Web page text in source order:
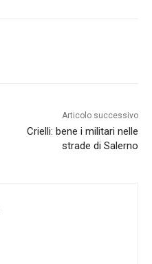
Articolo successivo
Crielli: bene i militari nelle
strade di Salerno